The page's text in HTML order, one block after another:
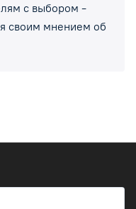
с выбором -
своим мнением об